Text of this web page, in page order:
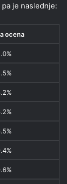
je naslednje:
ocena